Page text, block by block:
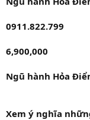
0911.822.799
6,900,000
Ngũ hành Hỏa
Xem ý nghĩa